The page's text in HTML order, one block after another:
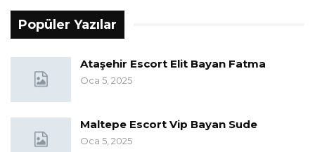
Popüler Yazılar
Ataşehir Escort Elit Bayan Fatma
Oca 5, 2025
Maltepe Escort Vip Bayan Sude
Oca 5, 2025